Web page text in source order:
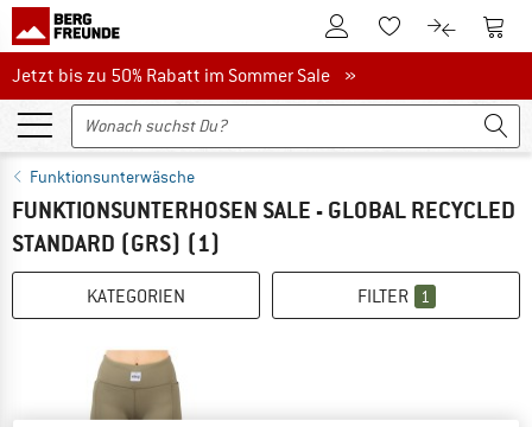
Zum KundenkontoZum Merkzettel.
Zum Zum
Jetzt bis zu 50% Rabatt im Sommer Sale
Jetzt bis zu 50% Rabatt im Sommer Sale »
Funktionsunterwäsche
FUNKTIONSUNTERHOSEN SALE - GLOBAL RECYCLED
STANDARD (GRS) (1)
KATEGORIEN FILTER 1